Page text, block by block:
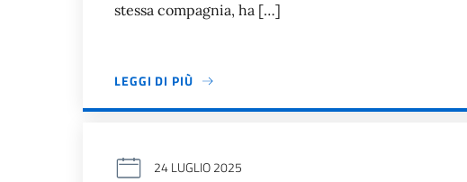
stessa compagnia, ha […]
LEGGI DI PIÙ
24 LUGLIO 2025